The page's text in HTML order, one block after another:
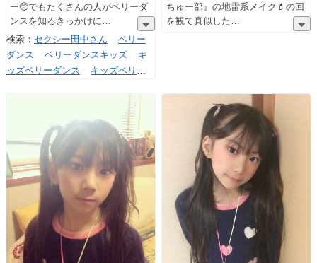
ー🥺でもたくさんの人がベリーダ
ンスを知るきっかけに
検索： セクシー田中さん
ベリー
ダンス
ベリーダンスキッズ
キ
ッズベリーダンス
キッズベリ
ちゅー部』の地雷系メイク💄の回
を観て真似した